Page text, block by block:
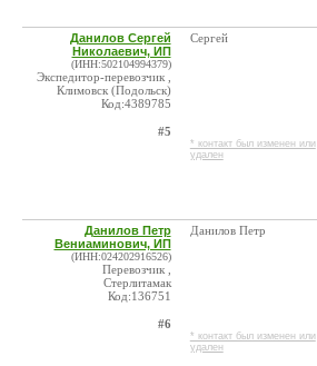
Данилов Сергей
Николаевич, ИП
(ИНН:502104994379)
Экспедитор-перевозчик ,
Климовск (Подольск)
Код:4389785
#5
Сергей
* контакт был изменен или
удален
Данилов Петр
Вениаминович, ИП
(ИНН:024202916526)
Перевозчик ,
Стерлитамак
Код:136751
#6
Данилов Петр
* контакт был изменен или
удален